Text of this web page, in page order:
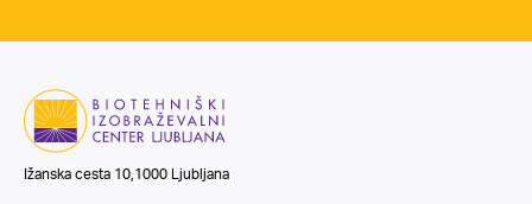
Ižanska cesta 10,1000 Ljubljana